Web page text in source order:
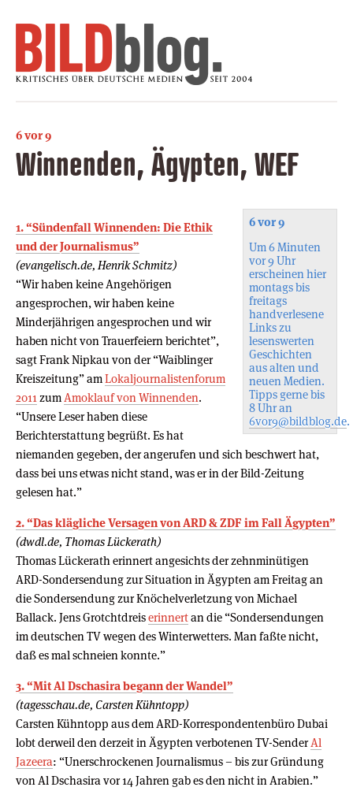
6 vor 9
Winnenden, Ägypten, WEF
6 vor 9
Um 6 Minuten
vor 9 Uhr
erscheinen hier
montags bis
freitags
handverlesene
Links zu
lesenswerten
Geschichten
aus alten und
neuen Medien.
Tipps gerne bis
8 Uhr an
6vor9@bildblog.de.
1. “Sündenfall Winnenden: Die Ethik
und der Journalismus”
(evangelisch.de, Henrik Schmitz)
“Wir haben keine Angehörigen
angesprochen, wir haben keine
Minderjährigen angesprochen und wir
haben nicht von Trauerfeiern berichtet”,
sagt Frank Nipkau von der “Waiblinger
Kreiszeitung” amLokaljournalistenforum
2011 zum Amoklauf von Winnenden.
“Unsere Leser haben diese
Berichterstattung begrüßt. Es hat
niemanden gegeben, der angerufen und sich beschwert hat,
dass bei uns etwas nicht stand, was er in der Bild-Zeitung
gelesen hat.”
2. “Das klägliche Versagen von ARD & ZDF im Fall Ägypten”
(dwdl.de, Thomas Lückerath)
Thomas Lückerath erinnert angesichts der zehnminütigen
ARD-Sondersendung zur Situation in Ägypten am Freitag an
die Sondersendung zur Knöchelverletzung von Michael
Ballack. Jens Grotchtdreiserinnertan die “Sondersendungen
im deutschen TV wegen des Winterwetters. Man faßte nicht,
daß es mal schneien konnte.”
3. “Mit Al Dschasira begann der Wandel”
(tagesschau.de, Carsten Kühntopp)
Carsten Kühntopp aus dem ARD-Korrespondentenbüro Dubai
lobt derweil den derzeit in Ägypten verbotenen TV-SenderAl
Jazeera: “Unerschrockenen Journalismus – bis zur Gründung
von Al Dschasira vor 14 Jahren gab es den nicht in Arabien.”